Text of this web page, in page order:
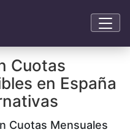
Cuotas
en España
Cuotas Mensuales